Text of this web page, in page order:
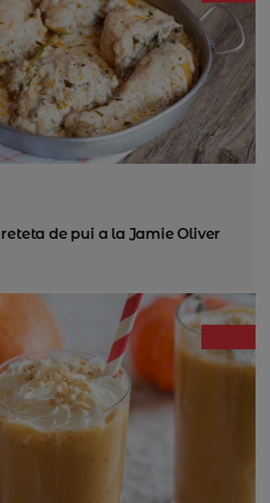
de pui a la Jamie Oliver